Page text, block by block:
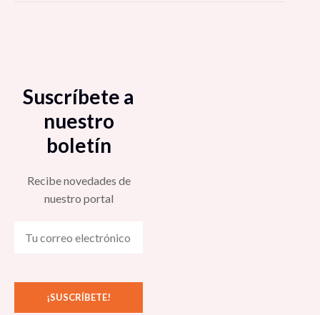
Suscríbete a
nuestro
boletín
Recibe novedades de
nuestro portal